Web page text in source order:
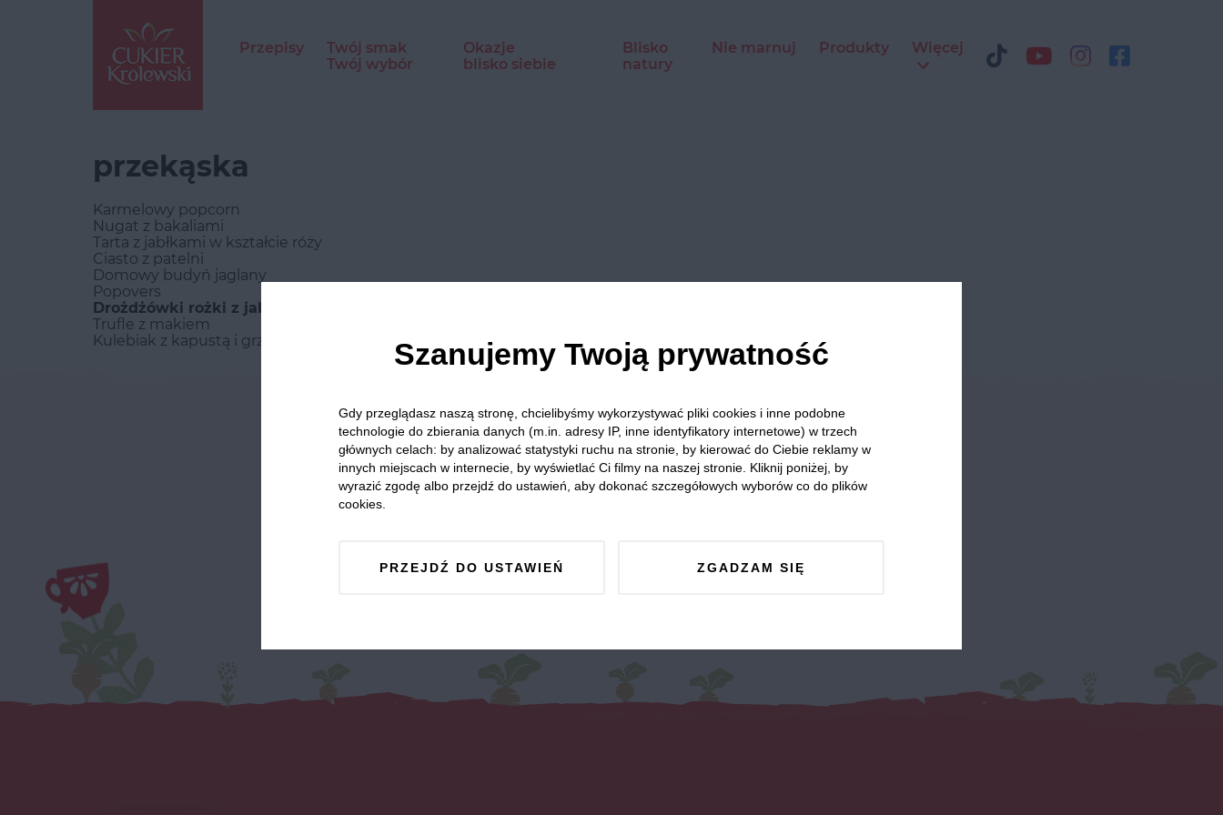
Przepisy
Twój smak
Twój wybór
Okazje
blisko siebie
Blisko
natury
Nie marnuj Produkty Więcej
przekąska
Karmelowy popcorn
Nugat z bakaliami
Tarta z jabłkami w kształcie róży
Ciasto z patelni
Domowy budyń jaglany
Popovers
Drożdżówki rożki z jabłkami
Trufle z makiem
Kulebiak z kapustą i grzybami
Odwiedź nasze profile w social mediach
Szanujemy Twoją prywatność
Gdy przeglądasz naszą stronę, chcielibyśmy wykorzystywać pliki cookies i inne podobne
technologie do zbierania danych (m.in. adresy IP, inne identyfikatory internetowe) w trzech
głównych celach: by analizować statystyki ruchu na stronie, by kierować do Ciebie reklamy w
innych miejscach w internecie, by wyświetlać Ci filmy na naszej stronie. Kliknij poniżej, by
wyrazić zgodę albo przejdź do ustawień, aby dokonać szczegółowych wyborów co do plików
cookies.
PRZEJDŹ DO USTAWIEŃ ZGADZAM SIĘ